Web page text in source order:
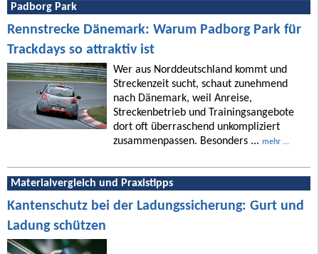
Padborg Park
Rennstrecke Dänemark: Warum Padborg Park für
Trackdays so attraktiv ist
Wer aus Norddeutschland kommt und
Streckenzeit sucht, schaut zunehmend
nach Dänemark, weil Anreise,
Streckenbetrieb und Trainingsangebote
dort oft überraschend unkompliziert
zusammenpassen. Besonders ... mehr ...
Materialvergleich und Praxistipps
Kantenschutz bei der Ladungssicherung: Gurt und
Ladung schützen